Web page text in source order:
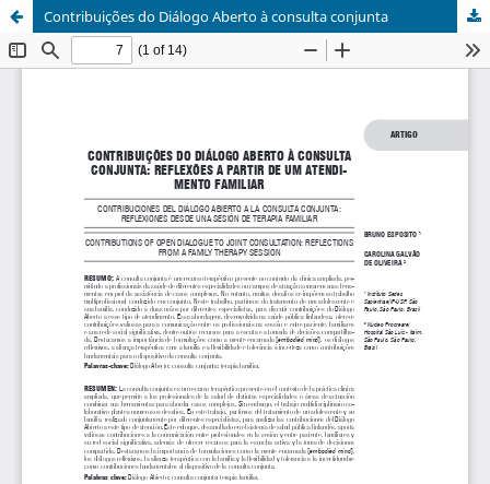
Contribuições do Diálogo Aberto à consulta conjunta